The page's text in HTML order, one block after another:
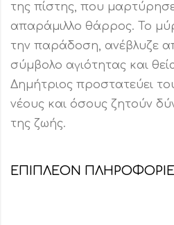
της πίστης, που
απαράμιλλο θάρρος. Το
την παράδοση, ανέβλυζε
σύμβολο αγιότητας και
Δημήτριος προστατεύει
νέους και όσους ζητούν
της ζωής.
ΕΠΙΠΛΈΟΝ